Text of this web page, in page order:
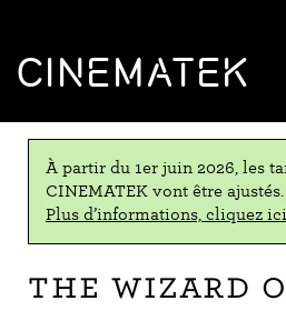
CINEMATEK
À partir du 1er juin 2026, les
CINEMATEK vont être ajustés.
Plus d’informations, cliquez
The Wizard